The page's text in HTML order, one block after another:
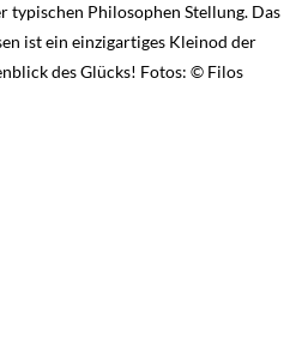
typischen Philosophen Stellung. Das
ist ein einzigartiges Kleinod der
des Glücks! Fotos: © Filos